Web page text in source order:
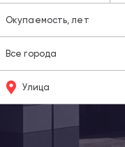
Окупаемость, лет
Все города